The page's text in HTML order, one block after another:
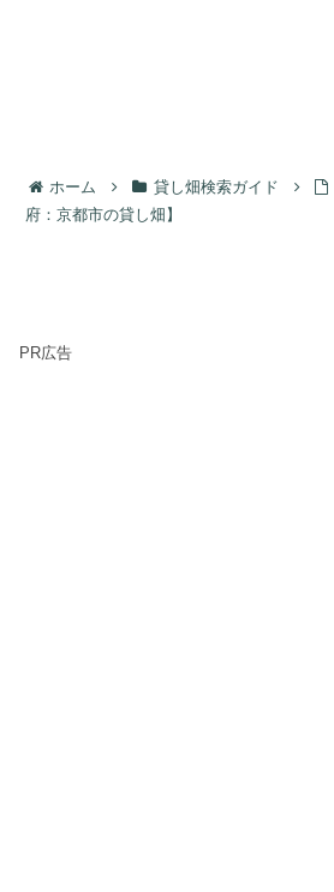
ホーム 貸し畑検索ガイド
府：京都市の貸し畑】
PR広告